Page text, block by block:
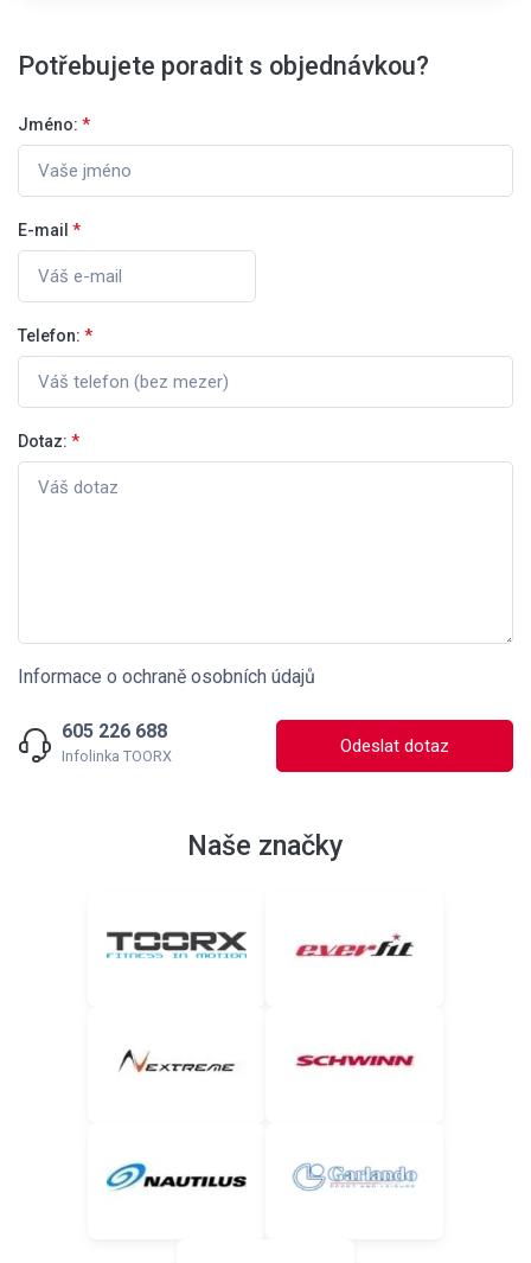
Potřebujete poradit s objednávkou?
Jméno: *
E-mail *
Telefon: *
Dotaz: *
Informace o ochraně osobních údajů
605 226 688
Infolinka TOORX Odeslat dotaz
Naše značky